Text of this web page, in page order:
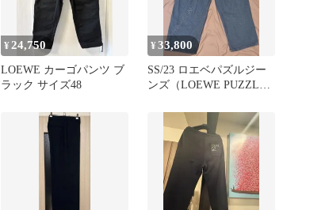
¥ 24,750
LOEWE カーゴパンツ ブ
ラック サイズ48
¥33,800
SS/23 ロエベパズルジー
ンズ（LOEWE PUZZLE